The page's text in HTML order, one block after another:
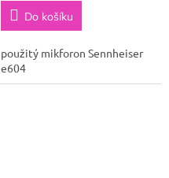
Do košíku
použitý mikforon Sennheiser
e604